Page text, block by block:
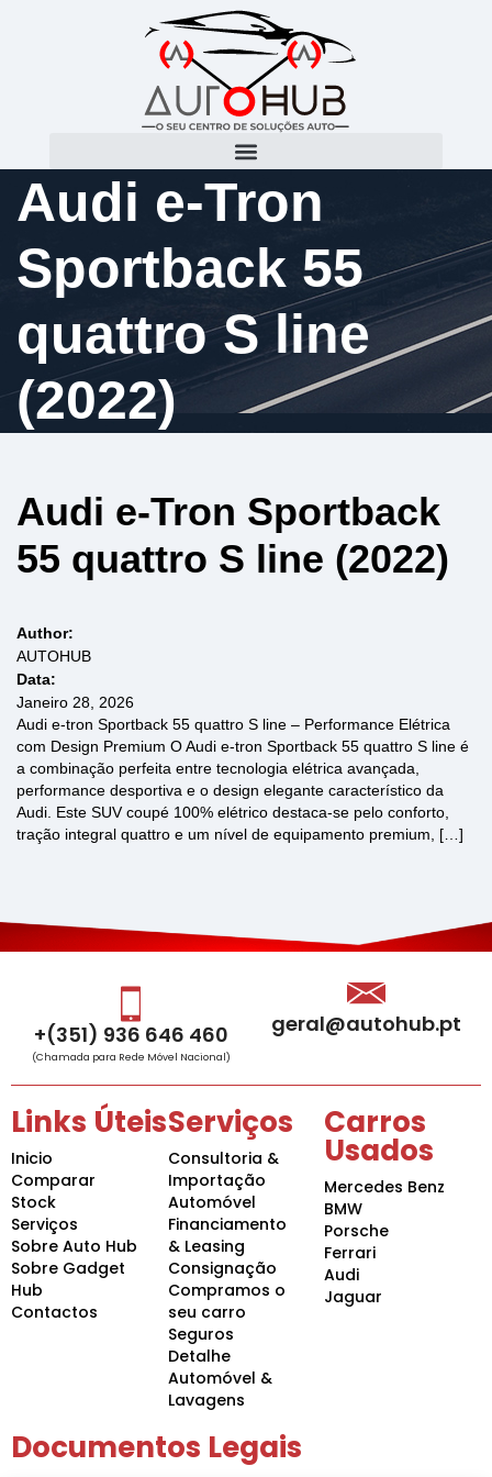
Audi e-Tron
Sportback 55
quattro S line
(2022)
Audi e-Tron Sportback
55 quattro S line (2022)
Author:
AUTOHUB
Data:
Janeiro 28, 2026
Audi e-tron Sportback 55 quattro S line – Performance Elétrica
com Design Premium O Audi e-tron Sportback 55 quattro S line é
a combinação perfeita entre tecnologia elétrica avançada,
performance desportiva e o design elegante característico da
Audi. Este SUV coupé 100% elétrico destaca-se pelo conforto,
tração integral quattro e um nível de equipamento premium, […]
+(351) 936 646 460
(Chamada para Rede Móvel Nacional)
geral@autohub.pt
Links Úteis
Inicio
Comparar
Stock
Serviços
Sobre Auto Hub
Sobre Gadget
Hub
Contactos
Serviços
Consultoria &
Importação
Automóvel
Financiamento
& Leasing
Consignação
Compramos o
seu carro
Seguros
Detalhe
Automóvel &
Lavagens
Carros
Usados
Mercedes Benz
BMW
Porsche
Ferrari
Audi
Jaguar
Documentos Legais